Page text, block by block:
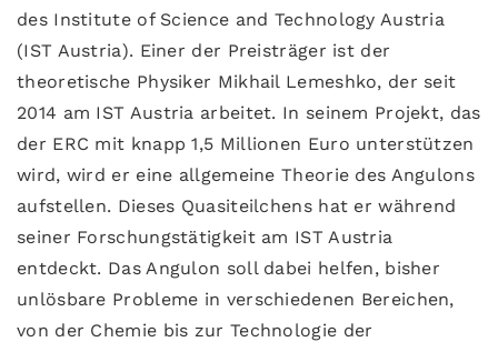
des Institute of Science and Technology Austria
(IST Austria). Einer der Preisträger ist der
theoretische Physiker Mikhail Lemeshko, der seit
2014 am IST Austria arbeitet. In seinem Projekt, das
der ERC mit knapp 1,5 Millionen Euro unterstützen
wird, wird er eine allgemeine Theorie des Angulons
aufstellen. Dieses Quasiteilchens hat er während
seiner Forschungstätigkeit am IST Austria
entdeckt. Das Angulon soll dabei helfen, bisher
unlösbare Probleme in verschiedenen Bereichen,
von der Chemie bis zur Technologie der